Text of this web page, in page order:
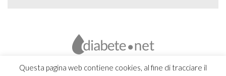
Questa pagina web contiene cookies, al fine di tracciare il